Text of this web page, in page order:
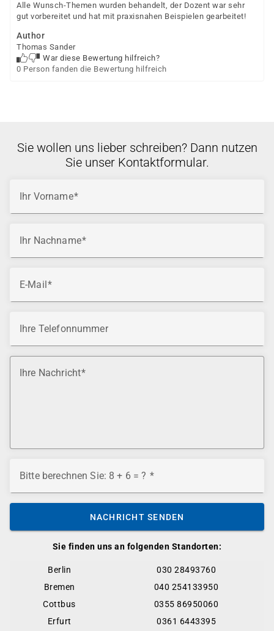
Alle Wunsch-Themen wurden behandelt, der Dozent war sehr
gut vorbereitet und hat mit praxisnahen Beispielen gearbeitet!
Author
Thomas Sander
War diese Bewertung hilfreich?
0 Person fanden die Bewertung hilfreich
Sie finden uns an folgenden Standorten:
Berlin
030 28493760
Bremen
040 254133950
Cottbus
0355 86950060
Erfurt
0361 6443395
Sie wollen uns lieber schreiben? Dann nutzen
Sie unser Kontaktformular.
Ihr Vorname
Ihr Nachname
E-Mail
Ihre Telefonnummer
Ihre Nachricht
Bitte berechnen Sie: 8 + 6 = ?
NACHRICHT SENDEN